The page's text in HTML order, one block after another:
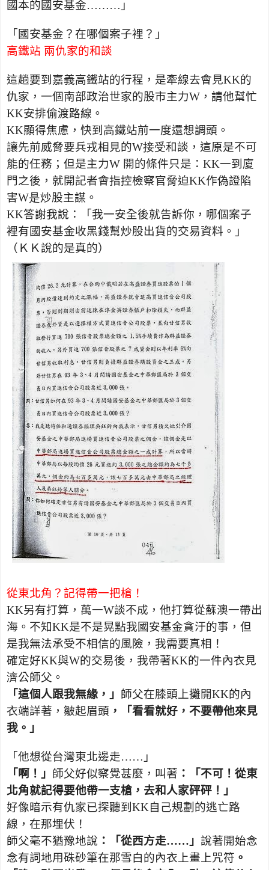
國本的國安基金………」
「國安基金？在哪個案子裡？」
高鐵站 兩仇家的和談
這趟要到嘉義高鐵站的行程，是牽線去會見KK的
仇家，一個南部政治世家的股市主力W ，請他幫忙
KK安排偷渡路線。
KK顯得焦慮，快到高鐵站前一度還想調頭。
讓先前威脅要兵戎相見的W接受和談，這原是不可
能的任務；但是主力W 開的條件只是： KK一到廈
門之後，就開記者會指控檢察官脅迫KK作偽證陷
害W是炒股主謀。
KK答謝我說：「我一安全後就告訴你，哪個案子
裡有國安基金收黑錢幫炒股出貨的交易資料。」
（ＫＫ說的是真的）
從東北角？記得帶一把槍！
KK另有打算，萬一W談不成，他打算從蘇澳一帶出
海。不知KK是不是晃點我國安基金貪汙的事，但
是我無法承受不相信的風險，我需要真相！
確定好KK與W的交易後，我帶著KK的一件內衣見
濟公師父。
「這個人跟我無緣，」 師父在膝頭上攤開KK的內
衣端詳著，皺起眉頭 ，「看看就好，不要帶他來見
我。」
「他想從台灣東北邊走……」
「啊！」 師父好似察覺甚麼，叫著 ：「不可！從東
北角就記得要他帶一支槍，去和人家砰砰！」
好像暗示有仇家已探聽到 KK自己規劃的逃亡路
線，在那埋伏！
師父毫不猶豫地說 ：「從西方走……」 說著開始念
念有詞地用硃砂筆在那雪白的內衣上畫上咒符 。